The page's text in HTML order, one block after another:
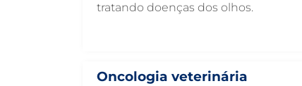
tratando doenças dos olhos.
Oncologia veterinária